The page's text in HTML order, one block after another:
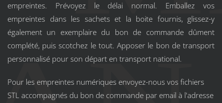
empreintes. Prévoyez le délai normal. Emballez vos
empreintes dans les sachets et la boite fournis, glissez-y
également un exemplaire du bon de commande dûment
complété, puis scotchez le tout. Apposer le bon de transport
personnalisé pour son départ en transport national.
Pour les empreintes numériques envoyez-nous vos fichiers
STL accompagnés du bon de commande par email à l'adresse